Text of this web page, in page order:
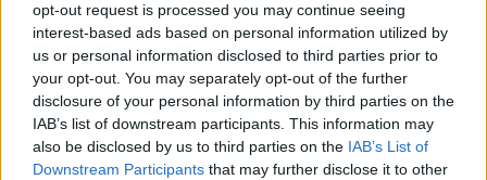
opt-out request is processed you may continue seeing
interest-based ads based on personal information utilized by
us or personal information disclosed to third parties prior to
your opt-out. You may separately opt-out of the further
disclosure of your personal information by third parties on the
IAB’s list of downstream participants. This information may
also be disclosed by us to third parties on the IAB’s List of
Downstream Participants that may further disclose it to other
εποχή του χρόνου είναι η πιο... μελαγχολική, αλλά και
τι μπορούμε να κάνουμε για να νιώσουμε καλύτερα